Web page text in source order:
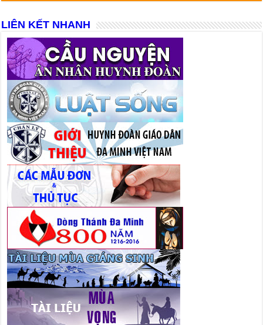
LIÊN KẾT NHANH